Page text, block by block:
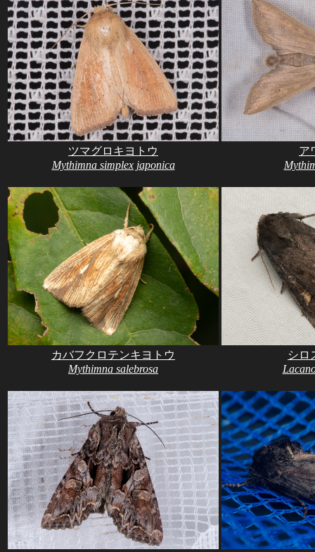
ツマグロキヨトウ
Mythimna simplex japonica
ア
カバフクロテンキヨトウ
Mythimna salebrosa
シロ